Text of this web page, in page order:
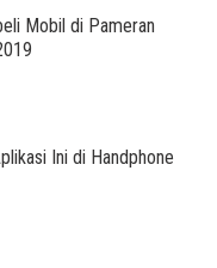
Mobil di Pameran
Ini di Handphone